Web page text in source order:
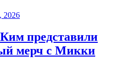
2026
представили
мерч с Микки